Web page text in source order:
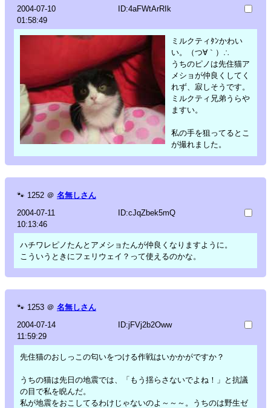
2004-07-10
01:58:49
ID:4aFWtArRIk
ミルクティﾀﾝかわい
い。（つ∀｀）∴
うちのピノは先住猫ア
メショが仲良くしてく
れず、寂しそうです。
ミルクティ兄弟うらや
ますい。
私の手を狙ってるとこ
が撮れました。
🐾 1252 ＠ 名無しさん
2004-07-11
10:13:46
ID:cJqZbek5mQ
ハチワレピノたんとアメショたんが仲良くなりますように。
こういうときにフェリウェイ？って使えるのかな。
🐾 1253 ＠ 名無しさん
2004-07-14
11:59:29
ID:jFVj2b2Oww
先住猫のおしっこの匂いをつける作戦はいかかがですか？
うちの猫は先日の地震では、「もう揺らさないでよね！」と抗議
の目で私を睨んだ。
私が地震をおこしてるわけじゃないのよ～～～。うちのは野生ゼ